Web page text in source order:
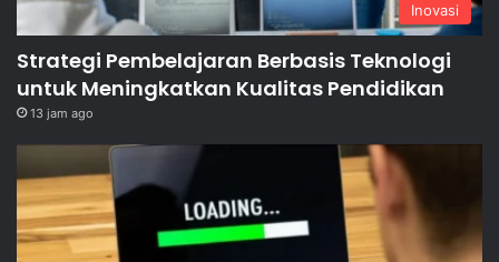
Inovasi
Strategi Pembelajaran Berbasis Teknologi
untuk Meningkatkan Kualitas Pendidikan
13 jam ago